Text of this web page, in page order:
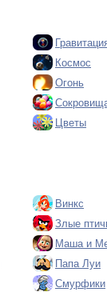
Космос
Огонь
Цветы
Винкс
Злые
Маша и
Папа Луи
Смурфики